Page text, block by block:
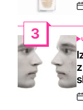
3
IN